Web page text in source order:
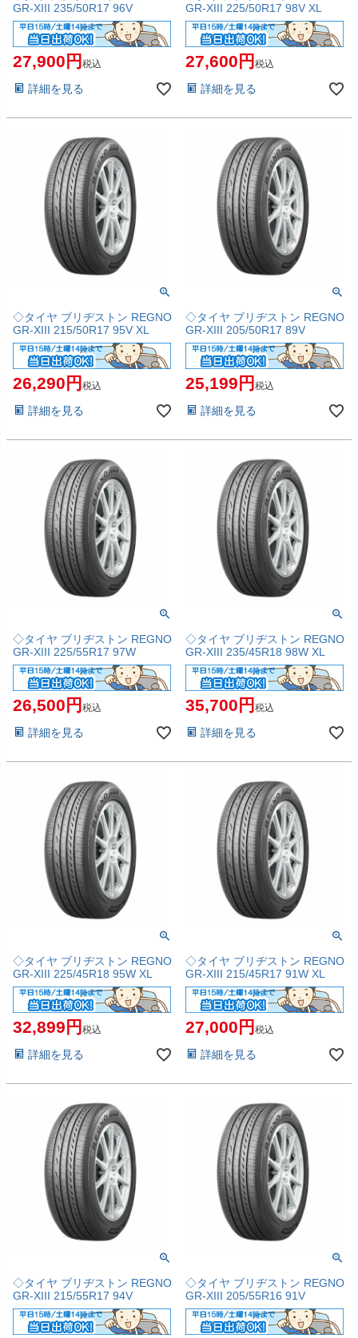
GR-XIII 235/50R17 96V
27,900 税込
詳細を見る
GR-XIII 225/50R17 98V XL
27,600 税込
詳細を見る
◇タイヤ ブリヂストン REGNO
GR-XIII 215/50R17 95V XL
26,290 税込
詳細を見る
◇タイヤ ブリヂストン REGNO
GR-XIII 205/50R17 89V
25,199 税込
詳細を見る
◇タイヤ ブリヂストン REGNO
GR-XIII 225/55R17 97W
26,500 税込
詳細を見る
◇タイヤ ブリヂストン REGNO
GR-XIII 235/45R18 98W XL
35,700 税込
詳細を見る
◇タイヤ ブリヂストン REGNO
GR-XIII 225/45R18 95W XL
32,899 税込
詳細を見る
◇タイヤ ブリヂストン REGNO
GR-XIII 215/45R17 91W XL
27,000 税込
詳細を見る
◇タイヤ ブリヂストン REGNO
GR-XIII 215/55R17 94V
◇タイヤ ブリヂストン REGNO
GR-XIII 205/55R16 91V